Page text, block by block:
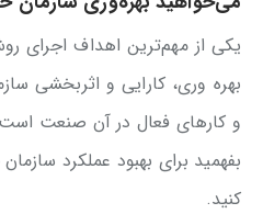
یکی از مهم‌ترین اهداف اجرای
بهره وری، کارایی و اثربخشی
و کارهای فعال در آن صنعت
بفهمید برای بهبود عملکرد
کنید.